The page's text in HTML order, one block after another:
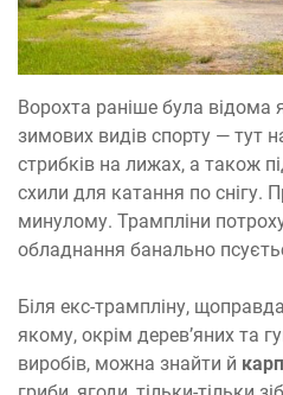
Ворохта раніше була відома
зимових видів спорту — тут
стрибків на лижах, а також
схили для катання по снігу.
минулому. Трампліни
обладнання банально
Біля екс-трампліну,
якому, окрім дерев’яних та
виробів, можна знайти й